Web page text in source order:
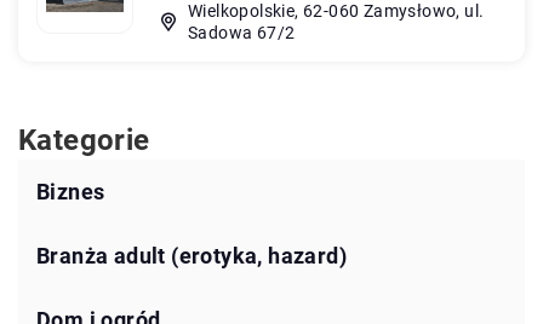
Wielkopolskie, 62-060 Zamysłowo, ul.
Sadowa 67/2
Kategorie
Biznes
Branża adult (erotyka, hazard)